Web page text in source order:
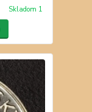
Skladom 1